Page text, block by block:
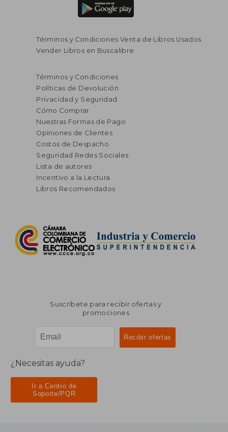
Términos y Condiciones Venta de Libros Usados
Vender Libros en Buscalibre
Términos y Condiciones
Políticas de Devolución
Privacidad y Seguridad
Cómo Comprar
Nuestras Formas de Pago
Opiniones de Clientes
Costos de Despacho
Seguridad Redes Sociales
Lista de autores
Incentivo a la Lectura
Libros Recomendados
Suscríbete para recibir ofertas y
promociones
¿Necesitas ayuda?
Ir a Centro de
Soporte/PQR